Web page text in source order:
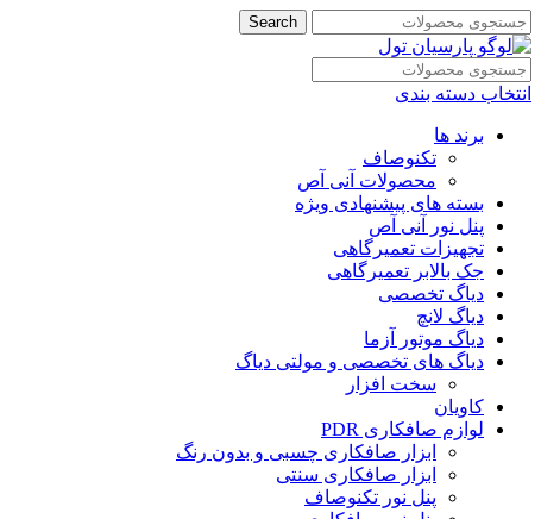
Search
انتخاب دسته بندی
برند ها
تکنوصاف
محصولات آنی آص
بسته های پیشنهادی ویژه
پنل نور آنی آص
تجهیزات تعمیرگاهی
جک بالابر تعمیرگاهی
دیاگ تخصصی
دیاگ لانچ
دیاگ موتور آزما
دیاگ های تخصصی و مولتی دیاگ
سخت افزار
کاویان
لوازم صافکاری PDR
ابزار صافکاری چسبی و بدون رنگ
ابزار صافکاری سنتی
پنل نور تکنوصاف